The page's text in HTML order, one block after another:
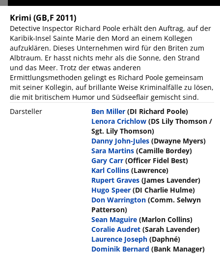
Krimi (GB,F 2011)
Detective Inspector Richard Poole erhält den Auftrag, auf der
Karibik-Insel Sainte Marie den Mord an einem Kollegen
aufzuklären. Dieses Unternehmen wird für den Briten zum
Albtraum. Er hasst nichts mehr als die Sonne, den Strand
und das Meer. Trotz der etwas anderen
Ermittlungsmethoden gelingt es Richard Poole gemeinsam
mit seiner Kollegin, auf brillante Weise Kriminalfälle zu lösen,
die mit britischem Humor und Südseeflair gemischt sind.
Darsteller
Ben Miller (DI Richard Poole)
Lenora Crichlow (DS Lily Thomson /
Sgt. Lily Thomson)
Danny John-Jules (Dwayne Myers)
Sara Martins (Camille Bordey)
Gary Carr (Officer Fidel Best)
Karl Collins (Lawrence)
Rupert Graves (James Lavender)
Hugo Speer (DI Charlie Hulme)
Don Warrington (Comm. Selwyn
Patterson)
Sean Maguire (Marlon Collins)
Coralie Audret (Sarah Lavender)
Laurence Joseph (Daphné)
Dominik Bernard (Bank Manager)